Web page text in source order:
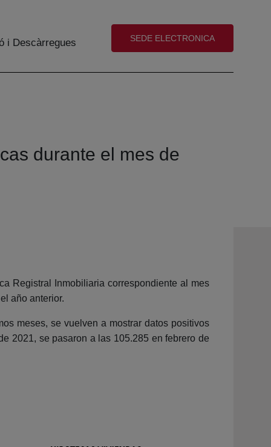
i Descàrregues (abre en nueva ventana)
SEDE ELECTRONICA
durante el mes de
Registral Inmobiliaria correspondiente al mes
año anterior.
meses, se vuelven a mostrar datos positivos
2021, se pasaron a las 105.285 en febrero de